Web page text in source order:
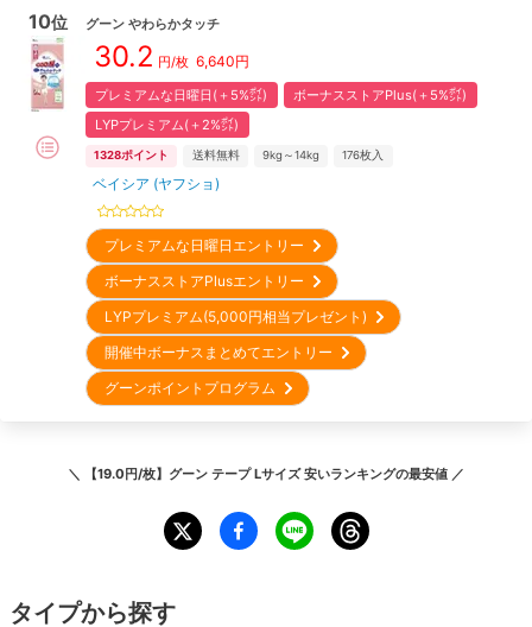
10位 グーン やわらかタッチ
30.2 円/枚 6,640円
プレミアムな日曜日(＋5%㌽)
ボーナスストアPlus(＋5%㌽)
LYPプレミアム(＋2%㌽)
1328ポイント 送料無料 9kg～14kg 176枚入
ベイシア (ヤフショ)
プレミアムな日曜日エントリー
ボーナスストアPlusエントリー
LYPプレミアム(5,000円相当プレゼント)
開催中ボーナスまとめてエントリー
グーンポイントプログラム
＼ 【19.0円/枚】グーン テープ Lサイズ 安いランキングの最安値 ／
タイプから探す